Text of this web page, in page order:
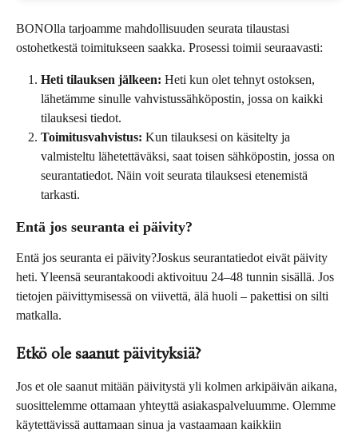
BONOlla tarjoamme mahdollisuuden seurata tilaustasi
ostohetkestä toimitukseen saakka. Prosessi toimii seuraavasti:
Heti tilauksen jälkeen: Heti kun olet tehnyt ostoksen,
lähetämme sinulle vahvistussähköpostin, jossa on kaikki
tilauksesi tiedot.
Toimitusvahvistus: Kun tilauksesi on käsitelty ja
valmisteltu lähetettäväksi, saat toisen sähköpostin, jossa on
seurantatiedot. Näin voit seurata tilauksesi etenemistä
tarkasti.
Entä jos seuranta ei päivity?
Entä jos seuranta ei päivity?Joskus seurantatiedot eivät päivity
heti. Yleensä seurantakoodi aktivoituu 24–48 tunnin sisällä. Jos
tietojen päivittymisessä on viivettä, älä huoli – pakettisi on silti
matkalla.
Etkö ole saanut päivityksiä?
Jos et ole saanut mitään päivitystä yli kolmen arkipäivän aikana,
suosittelemme ottamaan yhteyttä asiakaspalveluumme. Olemme
käytettävissä auttamaan sinua ja vastaamaan kaikkiin